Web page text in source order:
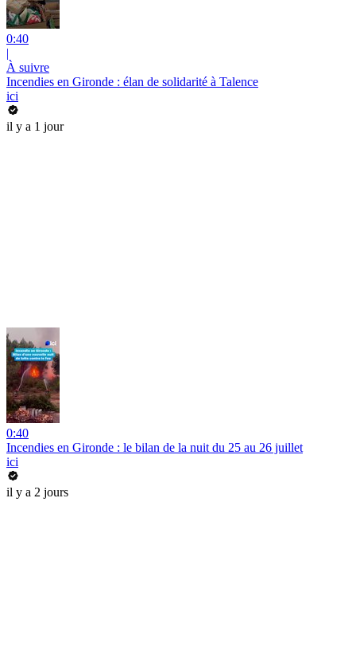
0:40
|
À suivre
Incendies en Gironde : élan de solidarité à Talence
ici
il y a 1 jour
0:40
Incendies en Gironde : le bilan de la nuit du 25 au 26 juillet
ici
il y a 2 jours